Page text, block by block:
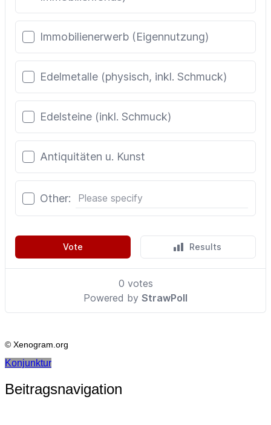
© Xenogram.org
Konjunktur
Beitragsnavigation